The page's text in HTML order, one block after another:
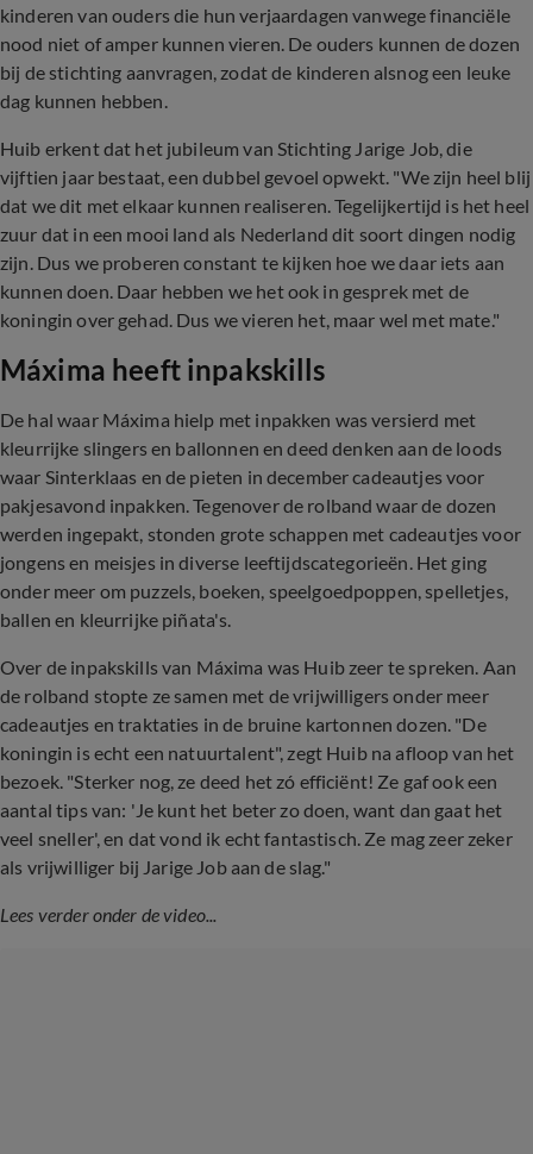
kinderen van ouders die hun verjaardagen vanwege financiële
nood niet of amper kunnen vieren. De ouders kunnen de dozen
bij de stichting aanvragen, zodat de kinderen alsnog een leuke
dag kunnen hebben.
Huib erkent dat het jubileum van Stichting Jarige Job, die
vijftien jaar bestaat, een dubbel gevoel opwekt. "We zijn heel blij
dat we dit met elkaar kunnen realiseren. Tegelijkertijd is het heel
zuur dat in een mooi land als Nederland dit soort dingen nodig
zijn. Dus we proberen constant te kijken hoe we daar iets aan
kunnen doen. Daar hebben we het ook in gesprek met de
koningin over gehad. Dus we vieren het, maar wel met mate."
Máxima heeft inpakskills
De hal waar Máxima hielp met inpakken was versierd met
kleurrijke slingers en ballonnen en deed denken aan de loods
waar Sinterklaas en de pieten in december cadeautjes voor
pakjesavond inpakken. Tegenover de rolband waar de dozen
werden ingepakt, stonden grote schappen met cadeautjes voor
jongens en meisjes in diverse leeftijdscategorieën. Het ging
onder meer om puzzels, boeken, speelgoedpoppen, spelletjes,
ballen en kleurrijke piñata's.
Over de inpakskills van Máxima was Huib zeer te spreken. Aan
de rolband stopte ze samen met de vrijwilligers onder meer
cadeautjes en traktaties in de bruine kartonnen dozen. "De
koningin is echt een natuurtalent", zegt Huib na afloop van het
bezoek. "Sterker nog, ze deed het zó efficiënt! Ze gaf ook een
aantal tips van: 'Je kunt het beter zo doen, want dan gaat het
veel sneller', en dat vond ik echt fantastisch. Ze mag zeer zeker
als vrijwilliger bij Jarige Job aan de slag."
Lees verder onder de video...